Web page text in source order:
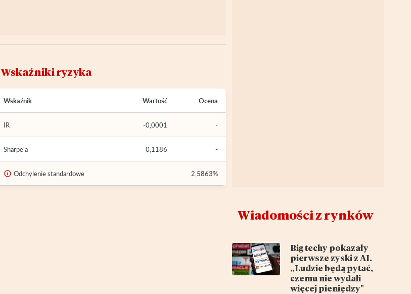
Wskaźniki ryzyka
Wskaźnik Wartość Ocena
IR -0,0001 -
Sharpe'a 0,1186 -
Odchylenie standardowe 2,5863%
Wiadomości z rynków
Big techy pokazały
pierwsze zyski z AI.
„Ludzie będą pytać,
czemu nie wydali
więcej pieniędzy"